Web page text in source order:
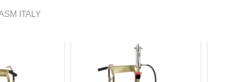
ITALY